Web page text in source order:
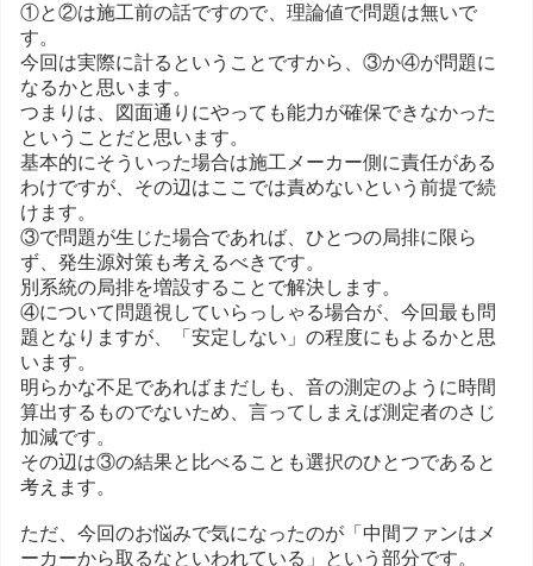
①と②は施工前の話ですので、理論値で問題は無いで
す。
今回は実際に計るということですから、③か④が問題に
なるかと思います。
つまりは、図面通りにやっても能力が確保できなかった
ということだと思います。
基本的にそういった場合は施工メーカー側に責任がある
わけですが、その辺はここでは責めないという前提で続
けます。
③で問題が生じた場合であれば、ひとつの局排に限ら
ず、発生源対策も考えるべきです。
別系統の局排を増設することで解決します。
④について問題視していらっしゃる場合が、今回最も問
題となりますが、「安定しない」の程度にもよるかと思
います。
明らかな不足であればまだしも、音の測定のように時間
算出するものでないため、言ってしまえば測定者のさじ
加減です。
その辺は③の結果と比べることも選択のひとつであると
考えます。
ただ、今回のお悩みで気になったのが「中間ファンはメ
ーカーから取るなといわれている」という部分です。